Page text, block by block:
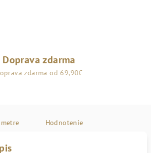
Doprava zdarma
zdarma od 69,90€
Hodnotenie